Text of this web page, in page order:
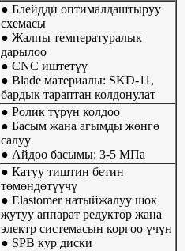
● Блейдди оптималдаштыруу
схемасы
● Жалпы температуралык
дарылоо
● CNC иштетүү
● Blade материалы: SKD-11,
бардык тараптан колдонулат
● Ролик түрүн колдоо
● Басым жана агымды жөнгө
салуу
● Айдоо басымы: 3-5 МПа
● Катуу тиштин бетин
төмөндөтүүчү
● Elastomer натыйжалуу шок
жутуу аппарат редуктор жана
электр системасын коргоо үчүн
● SPB кур диски